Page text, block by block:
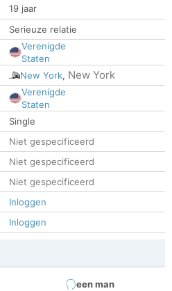
19 jaar
Serieuze relatie
Verenigde
Staten
New York, New York
Verenigde
Staten
Single
Niet gespecificeerd
Niet gespecificeerd
Niet gespecificeerd
Inloggen
Inloggen
een man